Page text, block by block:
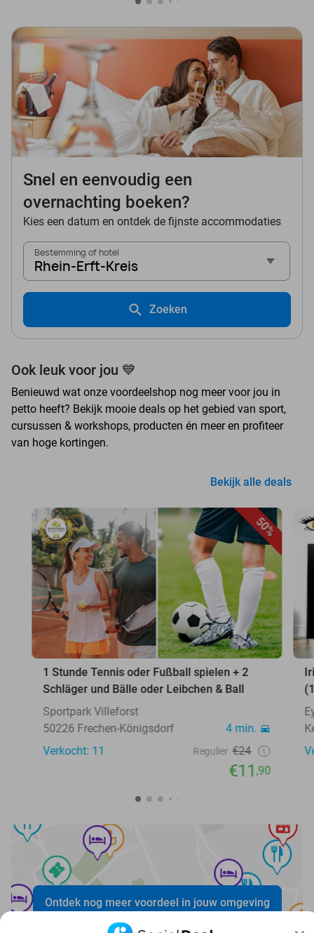
Snel en eenvoudig een
overnachting boeken?
Kies een datum en ontdek de fijnste accommodaties
Bestemming of hotel
Rhein-Erft-Kreis
Zoeken
Ook leuk voor jou 💙
Benieuwd wat onze voordeelshop nog meer voor jou in
petto heeft? Bekijk mooie deals op het gebied van sport,
cursussen & workshops, producten én meer en profiteer
van hoge kortingen.
Bekijk alle deals
50%
1 Stunde Tennis oder Fußball spielen + 2
Schläger und Bälle oder Leibchen & Ball
Sportpark ​Villeforst
50226 Frechen-Königsdorf
4 min.
Verkocht: 11
Regulier €24
€11,90
Ontdek nog meer voordeel in jouw omgeving